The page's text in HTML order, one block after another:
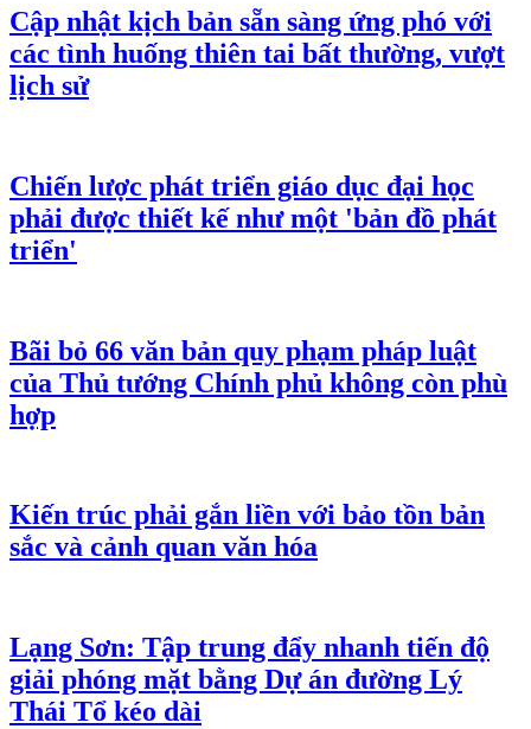
Cập nhật kịch bản sẵn sàng ứng phó với
các tình huống thiên tai bất thường, vượt
lịch sử
Chiến lược phát triển giáo dục đại học
phải được thiết kế như một 'bản đồ phát
triển'
Bãi bỏ 66 văn bản quy phạm pháp luật
của Thủ tướng Chính phủ không còn phù
hợp
Kiến trúc phải gắn liền với bảo tồn bản
sắc và cảnh quan văn hóa
Lạng Sơn: Tập trung đẩy nhanh tiến độ
giải phóng mặt bằng Dự án đường Lý
Thái Tổ kéo dài